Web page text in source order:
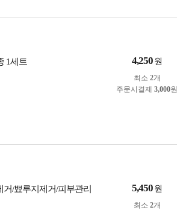
1세트 4,250 원
최소 2개
주문시결제 3,000원
/뾰루지제거/피부관리 5,450 원
최소 2개